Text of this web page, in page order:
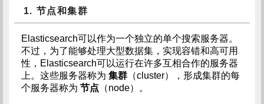
1. 节点和集群
Elasticsearch可以作为一个独立的单个搜索服务器。
不过，为了能够处理大型数据集，实现容错和高可用
性，Elasticsearch可以运行在许多互相合作的服务器
上。这些服务器称为 集群（cluster），形成集群的每
个服务器称为 节点 （node）。